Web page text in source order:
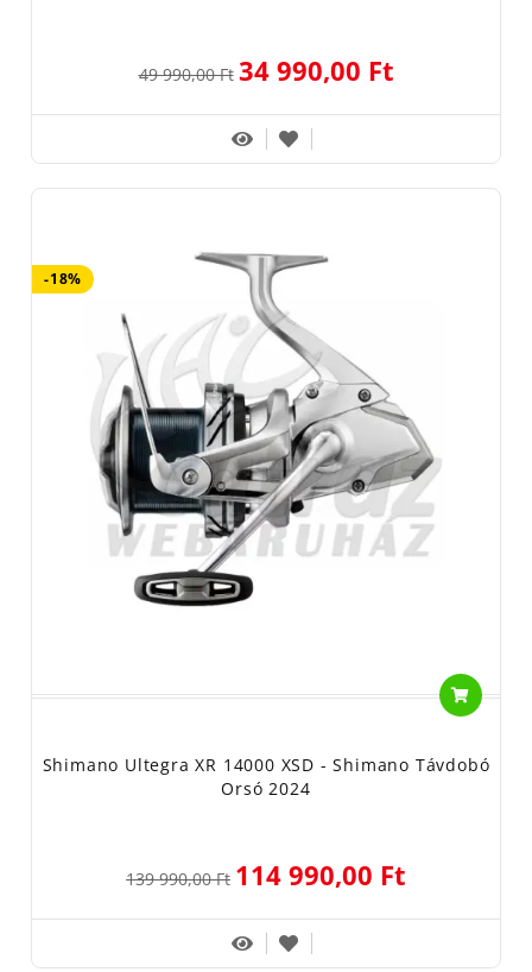
49 990,00 Ft 34 990,00 Ft
-18%
Shimano Ultegra XR 14000 XSD - Shimano Távdobó
Orsó 2024
139 990,00 Ft 114 990,00 Ft